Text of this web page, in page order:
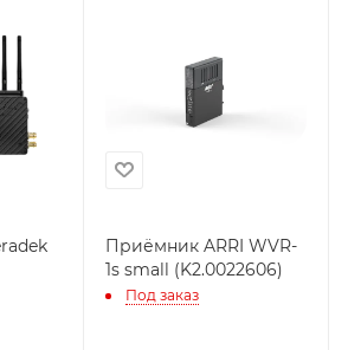
Приёмник ARRI WVR-
1s small (K2.0022606)
Под заказ